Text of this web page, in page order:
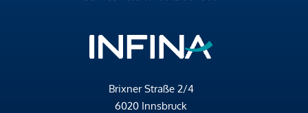
Brixner Straße 2/4
6020 Innsbruck